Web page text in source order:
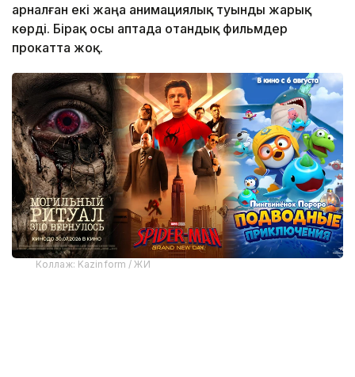
арналған екі жаңа анимациялық туынды жарық
көрді. Бірақ осы аптада отандық фильмдер
прокатта жоқ.
Коллаж: Kazinform / ЖИ